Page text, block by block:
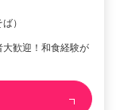
）
歓迎！和食経験が